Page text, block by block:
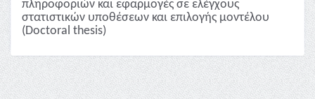
πληροφοριών και εφαρμογές σε ελέγχους
στατιστικών υποθέσεων και επιλογής μοντέλου
(Doctoral thesis)